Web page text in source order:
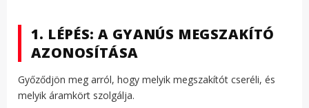
1. LÉPÉS: A GYANÚS MEGSZAKÍTÓ
AZONOSÍTÁSA
Győződjön meg arról, hogy melyik megszakítót cseréli, és
melyik áramkört szolgálja.